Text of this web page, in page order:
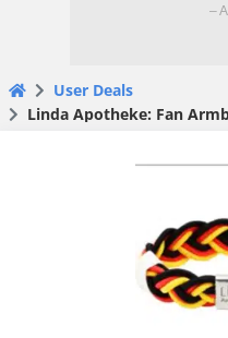
User Deals
Linda Apotheke: Fan